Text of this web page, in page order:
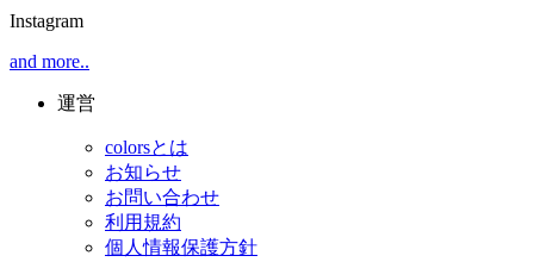
Instagram
and more..
運営
colorsとは
お知らせ
お問い合わせ
利用規約
個人情報保護方針